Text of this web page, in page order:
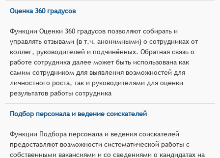
Оценка 360 градусов
Функции Оценки 360 градусов позволяют собирать и
управлять отзывами (в т.ч. анонимными) о сотрудниках от
коллег, руководителей и подчинённых. Обратная связь о
работе сотрудника далее может быть использована как
самим сотрудником для выявления возможностей для
личностного роста, так и руководителями для оценки
результатов работы сотрудника
Подбор персонала и ведение соискателей
Функции Подбора персонала и ведения соискателей
предоставляют возможности систематической работы с
собственными вакансиями и со сведениями о кандидатах на